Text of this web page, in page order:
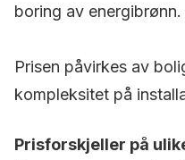
boring av energibrønn.
Prisen påvirkes av
kompleksitet på
Prisforskjeller på